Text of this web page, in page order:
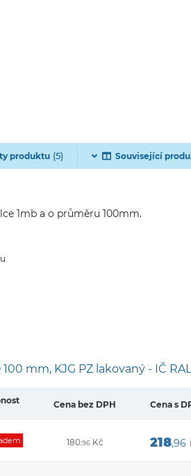
produktu(5) Související
1mb a o průměru 100mm.
100 mm, KJG PZ lakovaný - IČ
Cena bez DPH Cena s
180,96Kč 218,96